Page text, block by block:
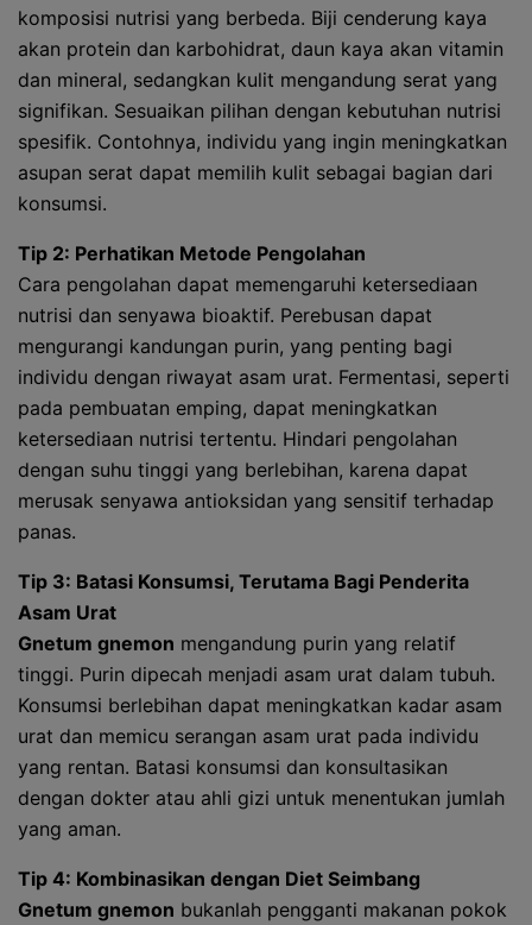
komposisi nutrisi yang berbeda. Biji cenderung kaya
akan protein dan karbohidrat, daun kaya akan vitamin
dan mineral, sedangkan kulit mengandung serat yang
signifikan. Sesuaikan pilihan dengan kebutuhan nutrisi
spesifik. Contohnya, individu yang ingin meningkatkan
asupan serat dapat memilih kulit sebagai bagian dari
konsumsi.
Tip 2: Perhatikan Metode Pengolahan
Cara pengolahan dapat memengaruhi ketersediaan
nutrisi dan senyawa bioaktif. Perebusan dapat
mengurangi kandungan purin, yang penting bagi
individu dengan riwayat asam urat. Fermentasi, seperti
pada pembuatan emping, dapat meningkatkan
ketersediaan nutrisi tertentu. Hindari pengolahan
dengan suhu tinggi yang berlebihan, karena dapat
merusak senyawa antioksidan yang sensitif terhadap
panas.
Tip 3: Batasi Konsumsi, Terutama Bagi Penderita
Asam Urat
Gnetum gnemon mengandung purin yang relatif
tinggi. Purin dipecah menjadi asam urat dalam tubuh.
Konsumsi berlebihan dapat meningkatkan kadar asam
urat dan memicu serangan asam urat pada individu
yang rentan. Batasi konsumsi dan konsultasikan
dengan dokter atau ahli gizi untuk menentukan jumlah
yang aman.
Tip 4: Kombinasikan dengan Diet Seimbang
Gnetum gnemon bukanlah pengganti makanan pokok